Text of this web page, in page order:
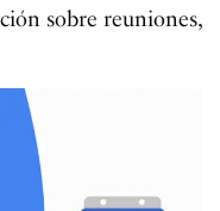
sobre reuniones,